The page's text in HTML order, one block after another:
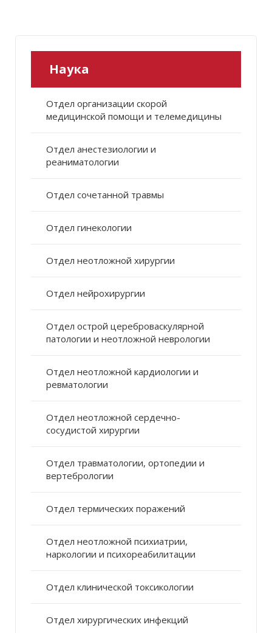
Наука
Отдел организации скорой
медицинской помощи и телемедицины
Отдел анестезиологии и
реаниматологии
Отдел сочетанной травмы
Отдел гинекологии
Отдел неотложной хирургии
Отдел нейрохирургии
Отдел острой цереброваскулярной
патологии и неотложной неврологии
Отдел неотложной кардиологии и
ревматологии
Отдел неотложной сердечно-
сосудистой хирургии
Отдел травматологии, ортопедии и
вертебрологии
Отдел термических поражений
Отдел неотложной психиатрии,
наркологии и психореабилитации
Отдел клинической токсикологии
Отдел хирургических инфекций